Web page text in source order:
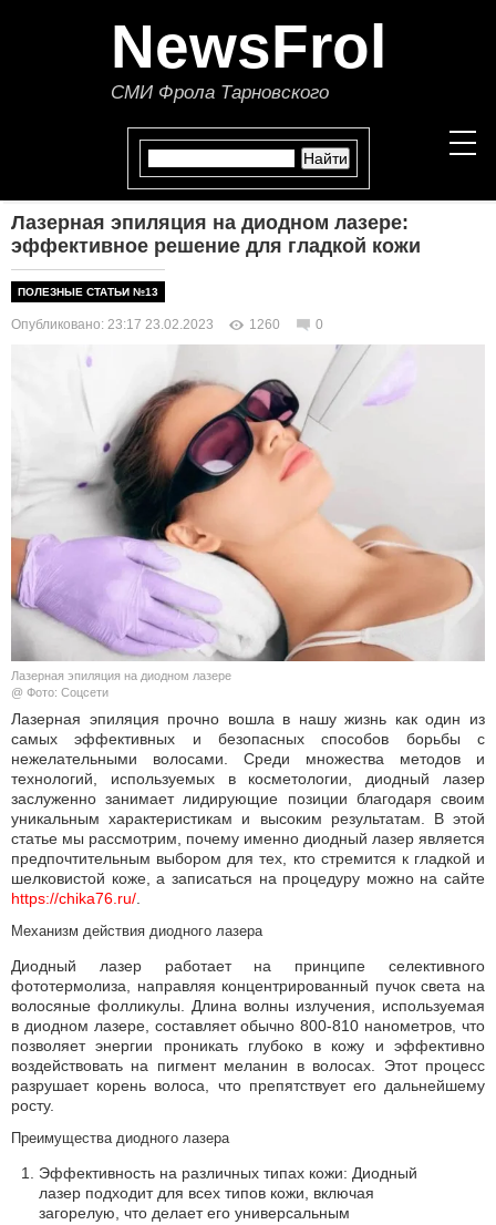
NewsFrol
СМИ Фрола Тарновского
НОВОСТИ
ПОЛИТИКА
ЭКОНОМИКА
В МИРЕ
ОБЩЕСТВО
КУЛЬТУРА
НАУКА
СПОРТ
АВТО И МОТО
ЭГОИЗМ
БЛОГ
Лазерная эпиляция на диодном лазере:
эффективное решение для гладкой кожи
ПОЛЕЗНЫЕ СТАТЬИ №13
Опубликовано: 23:17 23.02.2023 1260 0
Лазерная эпиляция на диодном лазере
@ Фото: Соцсети
Лазерная эпиляция прочно вошла в нашу жизнь как один из
самых эффективных и безопасных способов борьбы с
нежелательными волосами. Среди множества методов и
технологий, используемых в косметологии, диодный лазер
заслуженно занимает лидирующие позиции благодаря своим
уникальным характеристикам и высоким результатам. В этой
статье мы рассмотрим, почему именно диодный лазер является
предпочтительным выбором для тех, кто стремится к гладкой и
шелковистой коже, а записаться на процедуру можно на сайте
https://chika76.ru/.
Механизм действия диодного лазера
Диодный лазер работает на принципе селективного
фототермолиза, направляя концентрированный пучок света на
волосяные фолликулы. Длина волны излучения, используемая
в диодном лазере, составляет обычно 800-810 нанометров, что
позволяет энергии проникать глубоко в кожу и эффективно
воздействовать на пигмент меланин в волосах. Этот процесс
разрушает корень волоса, что препятствует его дальнейшему
росту.
Преимущества диодного лазера
Эффективность на различных типах кожи: Диодный
лазер подходит для всех типов кожи, включая
загорелую, что делает его универсальным